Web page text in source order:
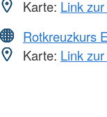
Karte: Link
Rotkreuzkurs
Karte: Link